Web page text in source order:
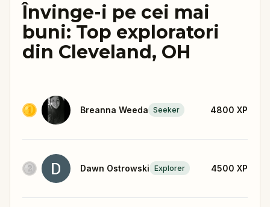
Învinge-i pe cei mai
buni: Top exploratori
din Cleveland, OH
Breanna Weeda Seeker 4800 XP
Dawn Ostrowski Explorer 4500 XP